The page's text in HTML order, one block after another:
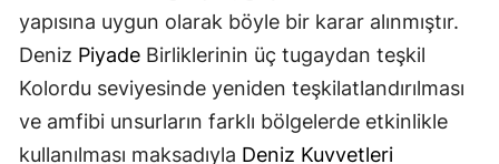
yapısına uygun olarak böyle bir karar alınmıştır.
Deniz Piyade Birliklerinin üç tugaydan teşkil
Kolordu seviyesinde yeniden teşkilatlandırılması
ve amfibi unsurların farklı bölgelerde etkinlikle
kullanılması maksadıyla Deniz Kuvvetleri